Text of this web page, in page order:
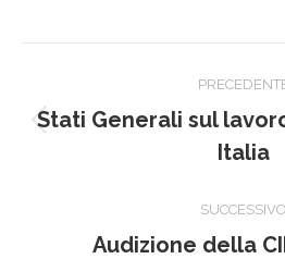
tra
Post
Stati Generali sul
Italia
SUCCESSIVO
Audizione della